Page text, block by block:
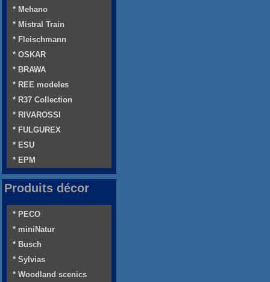
* Mehano
* Mistral Train
* Fleischmann
* OSKAR
* BRAWA
* REE modeles
* R37 Collection
* RIVAROSSI
* FULGUREX
* ESU
* EPM
Produits décor
* PECO
* miniNatur
* Busch
* Sylvias
* Woodland scenics